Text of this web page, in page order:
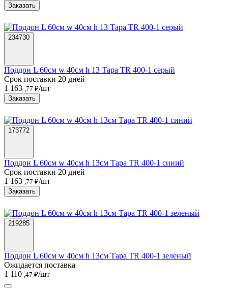
Заказать
234730
Поддон L 60см w 40см h 13 Тара TR 400-1 серый
Срок поставки 20 дней
1 163 ,77 ₽/шт
Заказать
173772
Поддон L 60см w 40см h 13см Тара TR 400-1 синий
Срок поставки 20 дней
1 163 ,77 ₽/шт
Заказать
219285
Поддон L 60см w 40см h 13см Тара TR 400-1 зеленый
Ожидается поставка
1 110 ,47 ₽/шт